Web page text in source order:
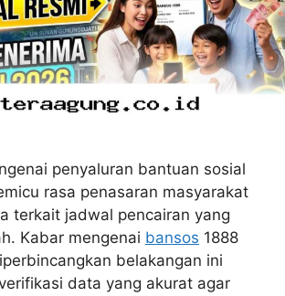
penyaluran bantuan sosial
rasa penasaran masyarakat
terkait jadwal pencairan yang
Kabar mengenai bansos 1888
belakangan ini
data yang akurat agar